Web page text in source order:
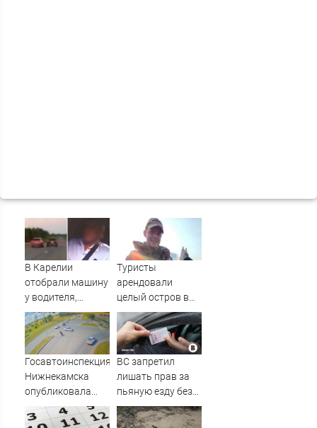
В Карелии
отобрали машину
у водителя,
который петлял
на трассе
(ВИДЕО)
Туристы
арендовали
целый остров в
Карелии (ФОТО)
Госавтоинспекция
Нижнекамска
опубликовала
видео жесткого
ДТП с участием
ВС запретил
лишать прав за
пьяную езду без
документов,
удостоверяющих